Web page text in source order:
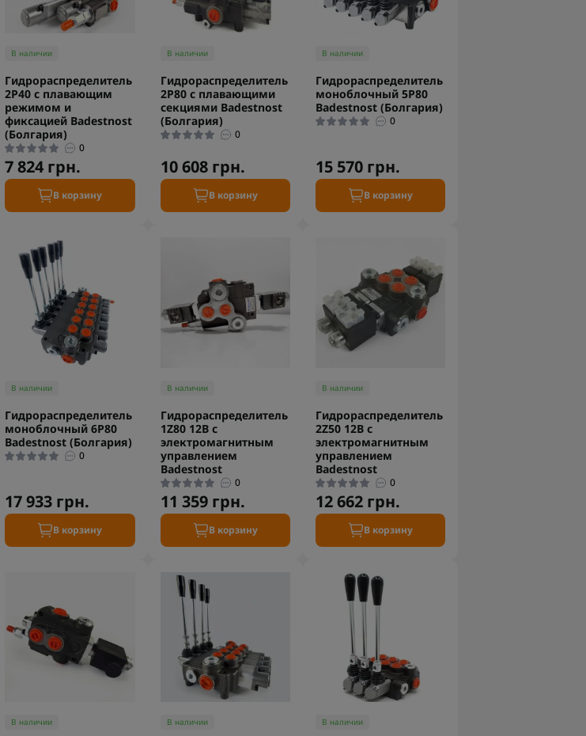
В наличии
Гидрораспределитель
2P40 c плавающим
режимом и
фиксацией Badestnost
(Болгария)
0
7 824 грн.
В корзину
В наличии
Гидрораспределитель
2P80 c плавающими
секциями Badestnost
(Болгария)
0
10 608 грн.
В корзину
В наличии
Гидрораспределитель
моноблочный 5P80
Badestnost (Болгария)
0
15 570 грн.
В корзину
В наличии
Гидрораспределитель
моноблочный 6P80
Badestnost (Болгария)
0
17 933 грн.
В корзину
В наличии
Гидрораспределитель
1Z80 12В с
электромагнитным
управлением
Badestnost
0
11 359 грн.
В корзину
В наличии
Гидрораспределитель
2Z50 12В с
электромагнитным
управлением
Badestnost
0
12 662 грн.
В корзину
В наличии В наличии В наличии